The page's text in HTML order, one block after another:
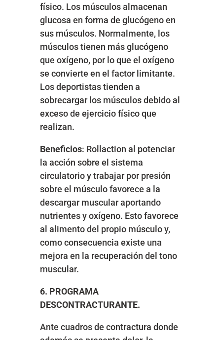
físico. Los músculos almacenan
glucosa en forma de glucógeno en
sus músculos. Normalmente, los
músculos tienen más glucógeno
que oxígeno, por lo que el oxígeno
se convierte en el factor limitante.
Los deportistas tienden a
sobrecargar los músculos debido al
exceso de ejercicio físico que
realizan.
Beneficios: Rollaction al potenciar
la acción sobre el sistema
circulatorio y trabajar por presión
sobre el músculo favorece a la
descargar muscular aportando
nutrientes y oxígeno. Esto favorece
al alimento del propio músculo y,
como consecuencia existe una
mejora en la recuperación del tono
muscular.
6. PROGRAMA
DESCONTRACTURANTE.
Ante cuadros de contractura donde